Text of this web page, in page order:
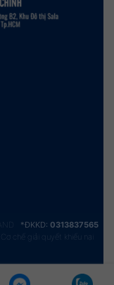
*ĐKKD: 0313837565
Cơ chế giải quyết khiếu nại